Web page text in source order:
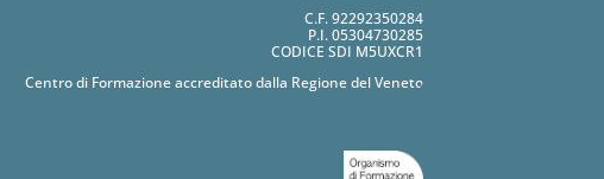
C.F. 92292350284
P.I. 05304730285
CODICE SDI M5UXCR1
Centro di Formazione accreditato dalla Regione del Veneto